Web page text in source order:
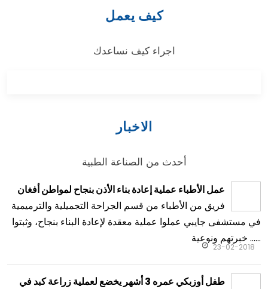
كيف يعمل
اجراء كيف نساعدك
الاخبار
أحدث من الصناعة الطبية
عمل الأطباء عملية إعادة بناء الأذن بنجاح لمواطن أفغان
فريق من الأطباء من قسم الجراحة التجميلية والترميمية
في مستشفى جايبي عملوا عملية معقدة لإعادة البناء بنجاح، وثبتوا
خبرتهم ونوعية ......
23-02-2018
طفل أوزبكي عمره 3 أشهر يخضع لعملية زراعة كبد في